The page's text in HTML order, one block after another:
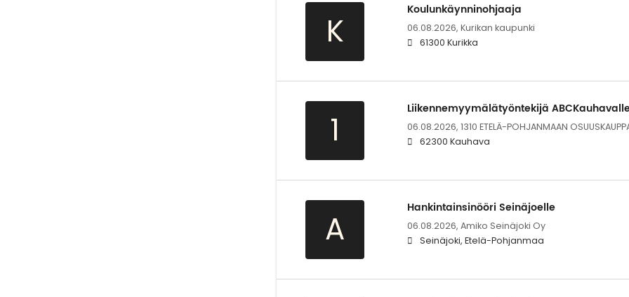
K
Koulunkäynninohjaaja
06.08.2026, Kurikan kaupunki
61300 Kurikka
1
Liikennemyymälätyöntekijä
06.08.2026, 1310 ETELÄ-POHJANMAAN
62300 Kauhava
A
Hankintainsinööri Seinäjoelle
06.08.2026, Amiko Seinäjoki Oy
Seinäjoki, Etelä-Pohjanmaa